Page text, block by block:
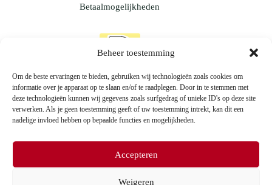
Beheer toestemming
Om de beste ervaringen te bieden, gebruiken wij technologieën zoals cookies om
informatie over je apparaat op te slaan en/of te raadplegen. Door in te stemmen met
deze technologieën kunnen wij gegevens zoals surfgedrag of unieke ID's op deze site
verwerken. Als je geen toestemming geeft of uw toestemming intrekt, kan dit een
nadelige invloed hebben op bepaalde functies en mogelijkheden.
Accepteren
Weigeren
Betaalmogelijkheden